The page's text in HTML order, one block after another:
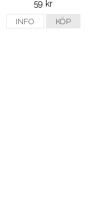
59 kr
INFO KÖP